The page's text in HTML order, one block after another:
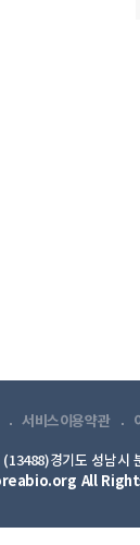
서비스이용약관
경기도 성남시
All